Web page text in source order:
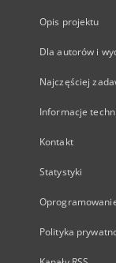
Opis projektu
Dla autorów i
Najczęściej
Informacje
Kontakt
Statystyki
Polityka